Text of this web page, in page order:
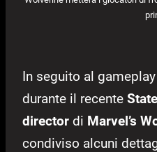
In seguito al
durante il recente
director di Marvel’s
condiviso alcuni